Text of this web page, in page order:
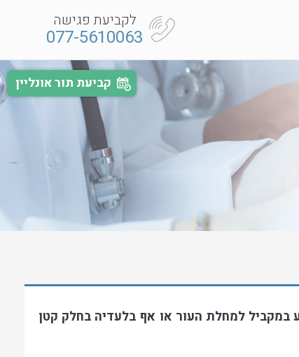
לקביעת פגישה
077-5610063
קביעת תור אונליין
במקביל למחלת העור או אף בלעדיה בחלק קטן